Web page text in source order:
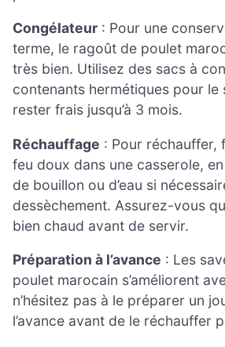
Congélateur : Pour une
terme, le ragoût de poulet
très bien. Utilisez des sacs à
contenants hermétiques pour le
rester frais jusqu’à 3 mois.
Réchauffage : Pour réchauffer,
feu doux dans une casserole,
de bouillon ou d’eau si
dessèchement. Assurez-vous
bien chaud avant de servir.
Préparation à l’avance : Les
poulet marocain s’améliorent
n’hésitez pas à le préparer un
l’avance avant de le réchauffer